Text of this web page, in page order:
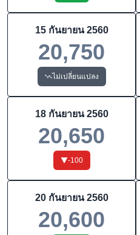
15 กันยายน 2560
20,750
ไม่เปลี่ยนแปลง
18 กันยายน 2560
20,650
-100
20 กันยายน 2560
20,600